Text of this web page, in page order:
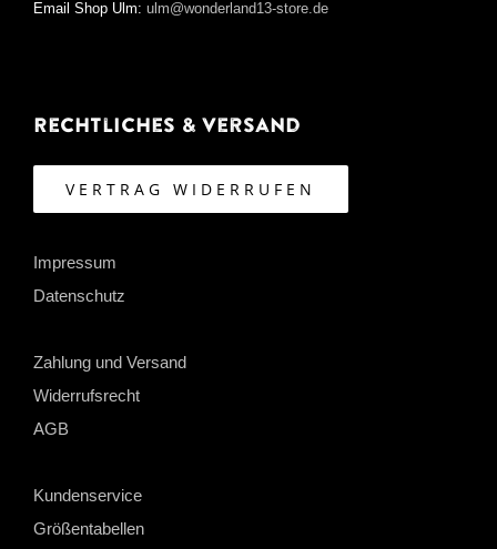
Email Shop Ulm: ulm@wonderland13-store.de
Rechtliches & Versand
VERTRAG WIDERRUFEN
Impressum
Datenschutz
Zahlung und Versand
Widerrufsrecht
AGB
Kundenservice
Größentabellen